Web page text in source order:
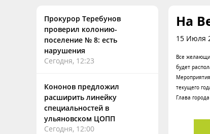
Прокурор Теребунов
проверил колонию-
поселение № 8: есть
нарушения
Сегодня, 12:23
Кононов предложил
расширить линейку
специальностей в
ульяновском ЦОПП
Сегодня, 12:00
На
15 Июля
Все
будет
текущего
Глава